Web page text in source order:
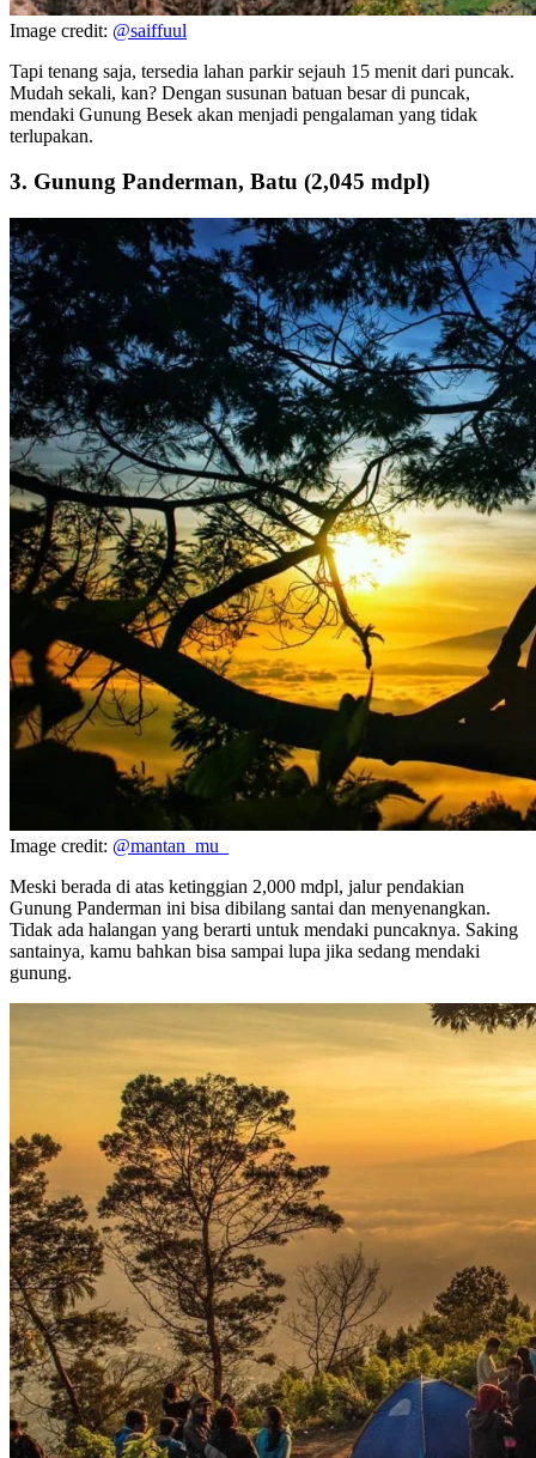
Image credit: @saiffuul
Tapi tenang saja, tersedia lahan parkir sejauh 15 menit dari puncak.
Mudah sekali, kan? Dengan susunan batuan besar di puncak,
mendaki Gunung Besek akan menjadi pengalaman yang tidak
terlupakan.
3. Gunung Panderman, Batu (2,045 mdpl)
Image credit: @mantan_mu_
Meski berada di atas ketinggian 2,000 mdpl, jalur pendakian
Gunung Panderman ini bisa dibilang santai dan menyenangkan.
Tidak ada halangan yang berarti untuk mendaki puncaknya. Saking
santainya, kamu bahkan bisa sampai lupa jika sedang mendaki
gunung.